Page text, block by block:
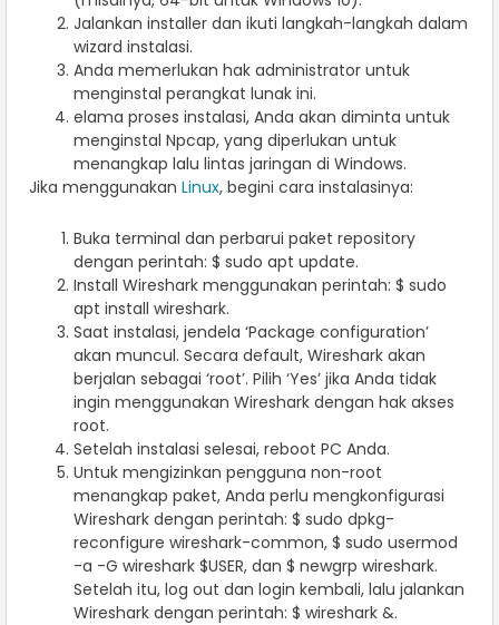
Jalankan installer dan ikuti langkah-langkah dalam
wizard instalasi.
Anda memerlukan hak administrator untuk
menginstal perangkat lunak ini.
elama proses instalasi, Anda akan diminta untuk
menginstal Npcap, yang diperlukan untuk
menangkap lalu lintas jaringan di Windows.
Jika menggunakan Linux, begini cara instalasinya:
Buka terminal dan perbarui paket repository
dengan perintah: $ sudo apt update.
Install Wireshark menggunakan perintah: $ sudo
apt install wireshark.
Saat instalasi, jendela ‘Package configuration’
akan muncul. Secara default, Wireshark akan
berjalan sebagai ‘root’. Pilih ‘Yes’ jika Anda tidak
ingin menggunakan Wireshark dengan hak akses
root.
Setelah instalasi selesai, reboot PC Anda.
Untuk mengizinkan pengguna non-root
menangkap paket, Anda perlu mengkonfigurasi
Wireshark dengan perintah: $ sudo dpkg-
reconfigure wireshark-common, $ sudo usermod
-a -G wireshark $USER, dan $ newgrp wireshark.
Setelah itu, log out dan login kembali, lalu jalankan
Wireshark dengan perintah: $ wireshark &.